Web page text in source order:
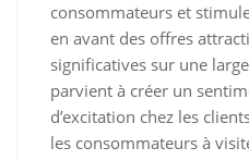
consommateurs et
en avant des offres
significatives sur une
parvient à créer un
d’excitation chez les
les consommateurs à